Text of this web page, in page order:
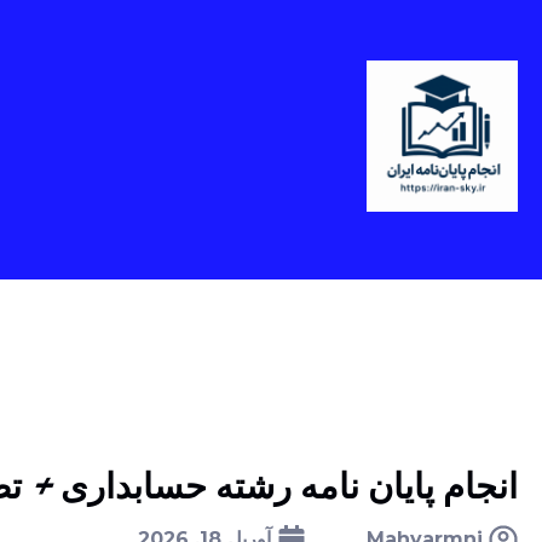
انجام پایان نامه رشته حسابداری +